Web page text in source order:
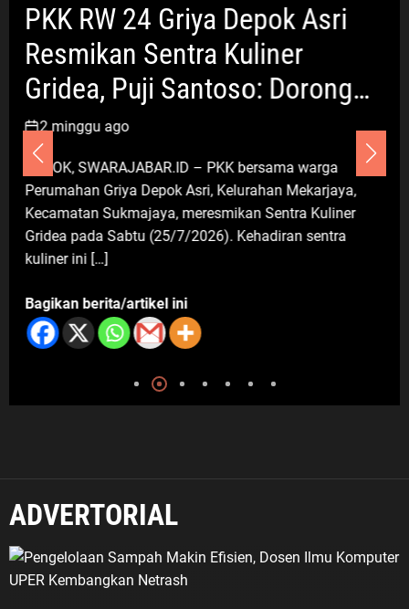
Darsum Apresiasi Kepedulian
Cellica Nurachadiana terhadap
Kabupaten Bekasi: Bukti
Pengabdian yang Nyata untuk
Masyarakat
Jabodetabek Pemerintahan
Politik Dan Hukum Seputar Jabar
Imigrasi Depok Sasar Pelajar SMAN
2 Depok: Waspadai Jebakan Kerja
PKK RW 24 Griya Depok Asri
Resmikan Sentra Kuliner
Gridea, Puji Santoso: Dorong
Ekonomi dan Tekan
Pengangguran
2 minggu ago
DEPOK, SWARAJABAR.ID – PKK bersama warga
Perumahan Griya Depok Asri, Kelurahan Mekarjaya,
Kecamatan Sukmajaya, meresmikan Sentra Kuliner
Gridea pada Sabtu (25/7/2026). Kehadiran sentra
kuliner ini […]
Bagikan berita/artikel ini
ADVERTORIAL